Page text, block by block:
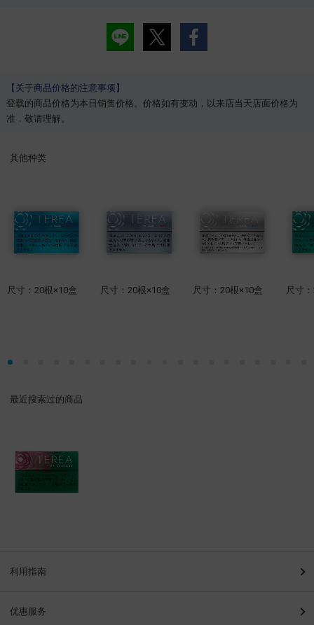
【关于商品价格的注意事项】
登载的商品价格为本日销售价格。价格如有变动，以来店当天店面价格为
准，敬请理解。
其他种类
尺寸：20根×10盒 尺寸：20根×10盒 尺寸：20根×10盒 尺寸
最近搜索过的商品
利用指南
优惠服务